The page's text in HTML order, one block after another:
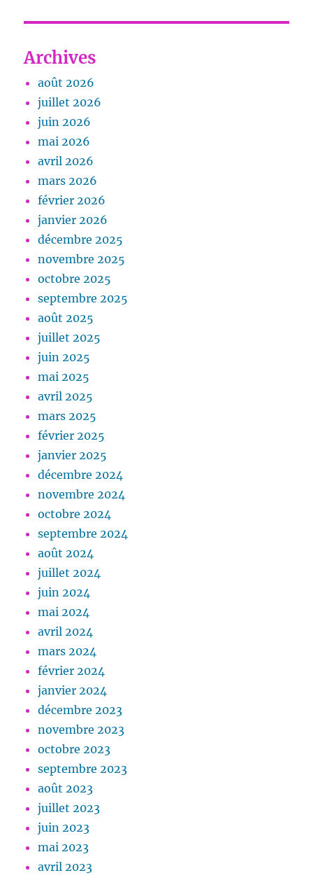
Archives
août 2026
juillet 2026
juin 2026
mai 2026
avril 2026
mars 2026
février 2026
janvier 2026
décembre 2025
novembre 2025
octobre 2025
septembre 2025
août 2025
juillet 2025
juin 2025
mai 2025
avril 2025
mars 2025
février 2025
janvier 2025
décembre 2024
novembre 2024
octobre 2024
septembre 2024
août 2024
juillet 2024
juin 2024
mai 2024
avril 2024
mars 2024
février 2024
janvier 2024
décembre 2023
novembre 2023
octobre 2023
septembre 2023
août 2023
juillet 2023
juin 2023
mai 2023
avril 2023